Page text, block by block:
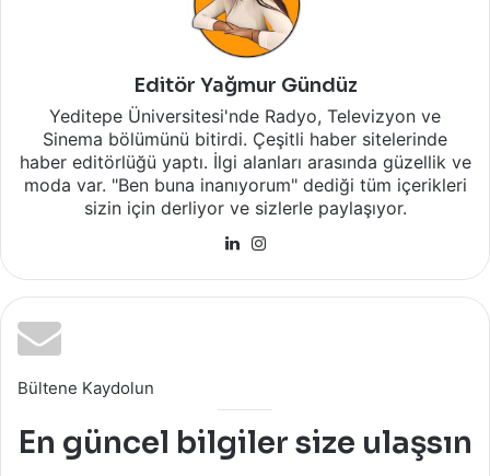
Editör Yağmur Gündüz
Yeditepe Üniversitesi'nde Radyo, Televizyon ve
Sinema bölümünü bitirdi. Çeşitli haber sitelerinde
haber editörlüğü yaptı. İlgi alanları arasında güzellik ve
moda var. "Ben buna inanıyorum" dediği tüm içerikleri
sizin için derliyor ve sizlerle paylaşıyor.
LinkedIn
Bültene Kaydolun
En güncel bilgiler size ulaşsın